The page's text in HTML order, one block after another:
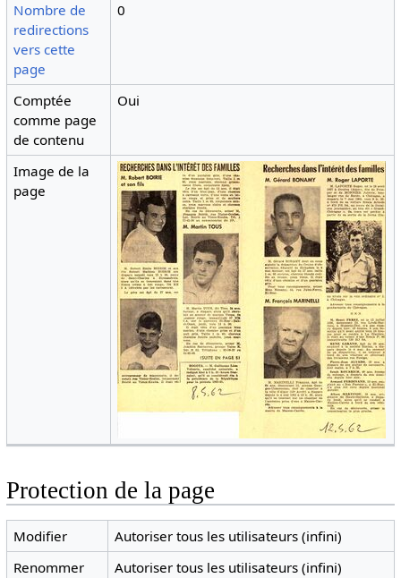
Nombre de
redirections
vers cette
page
0
Comptée
comme page
de contenu
Oui
Image de la
page
Protection de la page
Modifier
Autoriser tous les utilisateurs (infini)
Renommer
Autoriser tous les utilisateurs (infini)